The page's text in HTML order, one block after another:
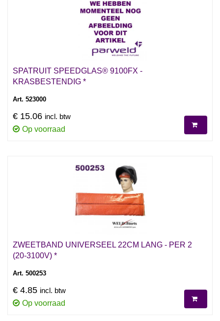
SPATRUIT SPEEDGLAS® 9100FX -
KRASBESTENDIG *
Art. 523000
€ 15.06 incl. btw
Op voorraad
ZWEETBAND UNIVERSEEL 22CM LANG - PER 2
(20-3100V) *
Art. 500253
€ 4.85 incl. btw
Op voorraad